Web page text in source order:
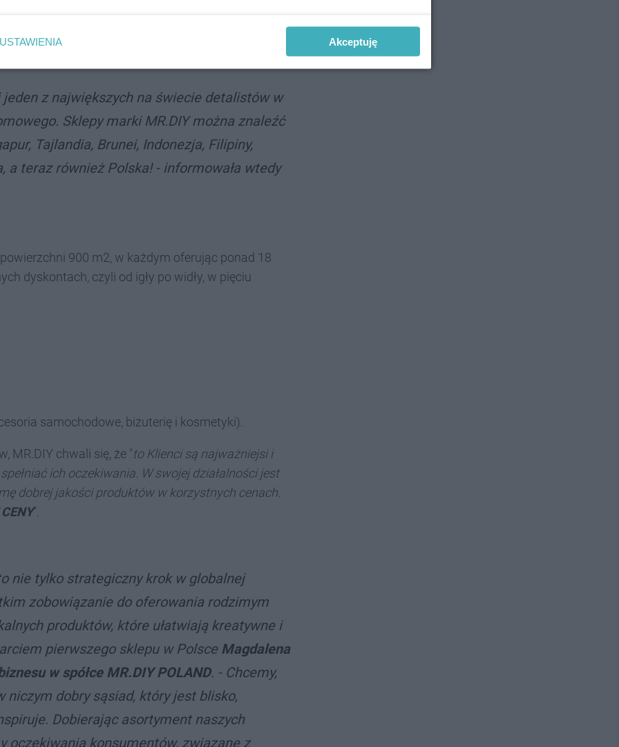
była zaledwie trzecim rynkiem, na którym była
jeden z największych na świecie detalistów w
Sklepy marki MR.DIY można znaleźć
Tajlandia, Brunei, Indonezja, Filipiny,
a teraz również Polska! - informowała wtedy
900 m2, w każdym oferując ponad 18
dyskontach, czyli od igły po widły, w pięciu
samochodowe, biżuterię i kosmetyki).
MR.DIY chwali się, że "to Klienci są najważniejsi i
ich oczekiwania. W swojej działalności jest
dobrej jakości produktów w korzystnych cenach.
".
nie tylko strategiczny krok w globalnej
zobowiązanie do oferowania rodzimym
produktów, które ułatwiają kreatywne i
pierwszego sklepu w Polsce Magdalena
w spółce MR.DIY POLAND. - Chcemy,
niczym dobry sąsiad, który jest blisko,
Dobierając asortyment naszych
oczekiwania konsumentów, związane z
USTAWIENIA Akceptuję